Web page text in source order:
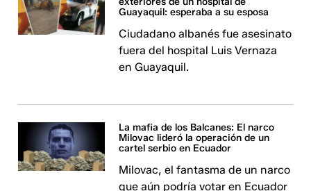
Guayaquil: esperaba a su esposa
Ciudadano albanés fue asesinato
fuera del hospital Luis Vernaza
en Guayaquil.
La mafia de los Balcanes: El narco
Milovac lideró la operación de un
cartel serbio en Ecuador
Milovac, el fantasma de un narco
que aún podría votar en Ecuador